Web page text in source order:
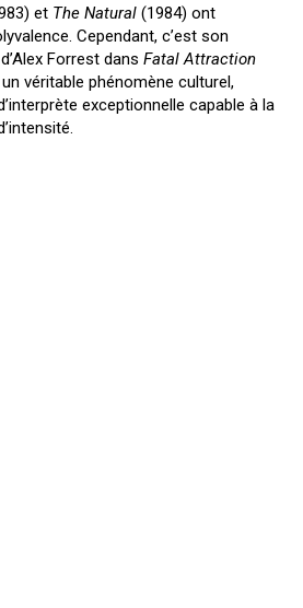
et The Natural (1984) ont
Cependant, c’est son
Forrest dans Fatal Attraction
véritable phénomène culturel,
exceptionnelle capable à la